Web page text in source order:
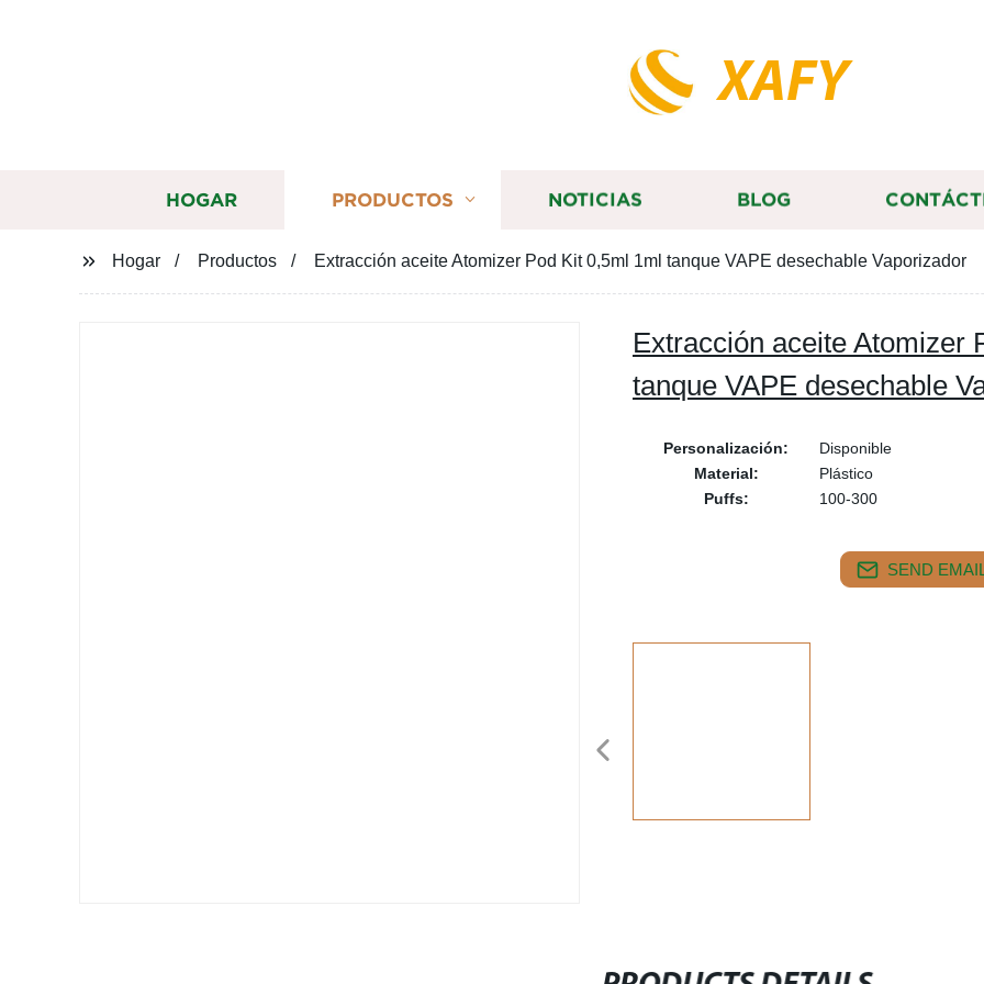
XAFY
HOGAR PRODUCTOS NOTICIAS BLOG
Hogar Productos Extracción aceite Atomizer Pod Kit 0,5ml 1ml tanque VAPE desechable Vaporizador
Extracción aceite Atomizer
tanque VAPE desechable
Personalización:
Disponible
Material:
Plástico
Puffs:
100-300
SEND